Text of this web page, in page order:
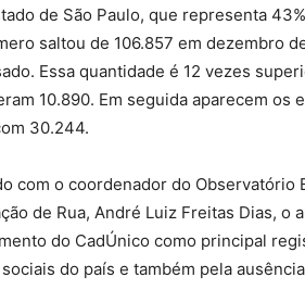
de São Paulo, que representa
saltou de 106.857 em dezembro
Essa quantidade é 12 vezes
10.890. Em seguida aparecem os
30.244.
com o coordenador do
de Rua, André Luiz Freitas Dias,
do CadÚnico como principal
do país e também pela